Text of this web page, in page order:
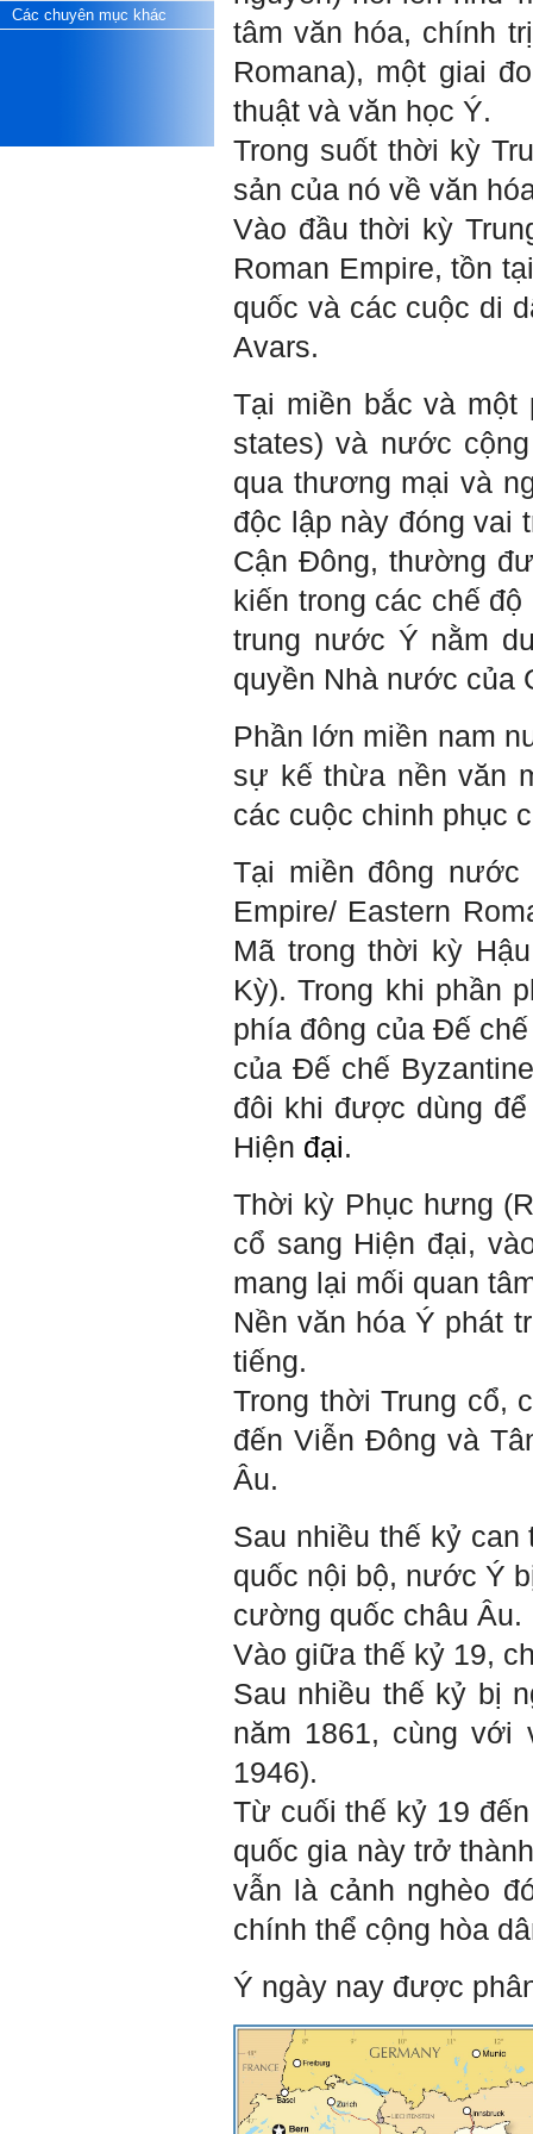
Một số việc phải làm ngay:
Các chuyên mục khác
tâm văn hóa, chính
Romana), một giai
thuật và văn học Ý.
Trong suốt thời kỳ
sản của nó về văn
Vào đầu thời kỳ
Roman Empire, tồn
quốc và các cuộc di
Avars.
Tại miền bắc và một
states) và nước
qua thương mại và
độc lập này đóng vai
Cận Đông, thường
kiến trong các chế
trung nước Ý nằm
quyền Nhà nước của
Phần lớn miền nam
sự kế thừa nền văn
các cuộc chinh phục
Tại miền đông
Empire/ Eastern
Mã trong thời kỳ
Kỳ). Trong khi phần
phía đông của Đế
của Đế chế
đôi khi được dùng
Hiện đại.
Thời kỳ Phục hưng
cổ sang Hiện đại,
mang lại mối quan
Nền văn hóa Ý phát
tiếng.
Trong thời Trung cổ,
đến Viễn Đông và
Âu.
Sau nhiều thế kỷ
quốc nội bộ, nước Ý
cường quốc châu Âu.
Vào giữa thế kỷ 19,
Sau nhiều thế kỷ bị
năm 1861, cùng với
1946).
Từ cuối thế kỷ 19
quốc gia này trở
vẫn là cảnh nghèo
chính thể cộng hòa
Ý ngày nay được